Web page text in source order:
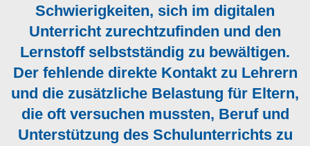
Schwierigkeiten, sich im digitalen
Unterricht zurechtzufinden und den
Lernstoff selbstständig zu bewältigen.
Der fehlende direkte Kontakt zu Lehrern
und die zusätzliche Belastung für Eltern,
die oft versuchen mussten, Beruf und
Unterstützung des Schulunterrichts zu